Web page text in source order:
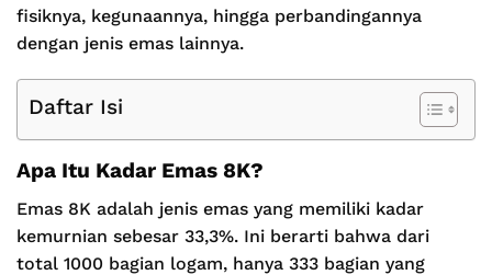
fisiknya, kegunaannya, hingga perbandingannya
dengan jenis emas lainnya.
Daftar Isi
Apa Itu Kadar Emas 8K?
Emas 8K adalah jenis emas yang memiliki kadar
kemurnian sebesar 33,3%. Ini berarti bahwa dari
total 1000 bagian logam, hanya 333 bagian yang